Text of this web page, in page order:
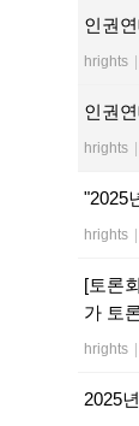
인권
hrights
인권
hrights
"2025
hrights
[토론
가 토
hrights
2025